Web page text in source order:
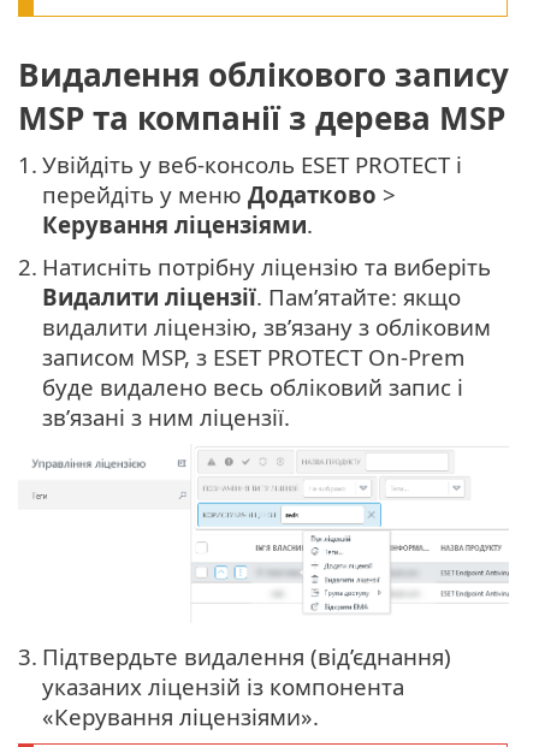
Видалення облікового запису
MSP та компанії з дерева MSP
1. Увійдіть у веб-консоль ESET PROTECT і
перейдіть у меню Додатково >
Керування ліцензіями.
2. Натисніть потрібну ліцензію та виберіть
Видалити ліцензії. Пам’ятайте: якщо
видалити ліцензію, зв’язану з обліковим
записом MSP, з ESET PROTECT On-Prem
буде видалено весь обліковий запис і
зв’язані з ним ліцензії.
3. Підтвердьте видалення (від’єднання)
указаних ліцензій із компонента
«Керування ліцензіями».